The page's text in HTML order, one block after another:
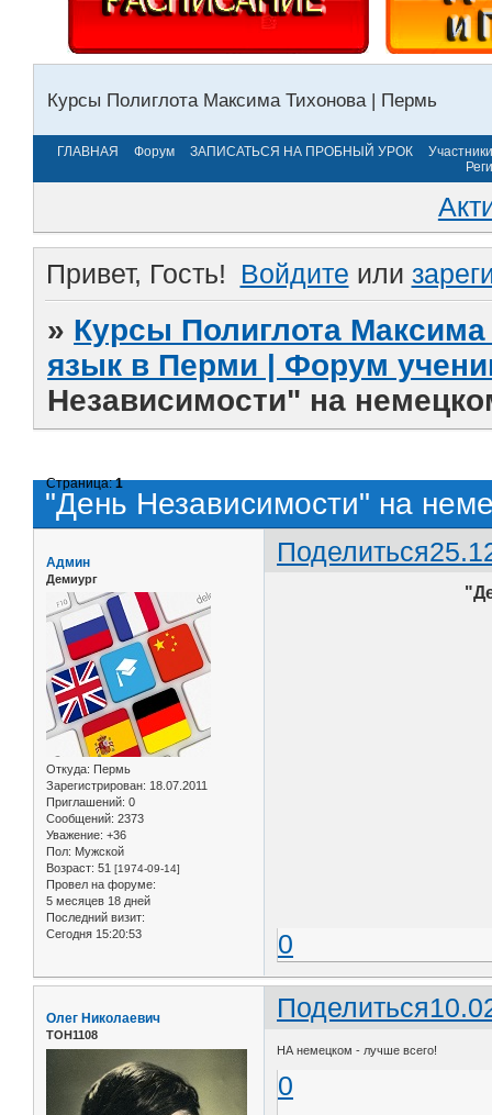
Курсы Полиглота Максима Тихонова | Пермь
ГЛАВНАЯ Форум ЗАПИСАТЬСЯ НА ПРОБНЫЙ УРОК
Участники
Привет, Гость! Войдите или
» Курсы Полиглота
язык в Перми | Форум
Независимости" на
"День Независимости" на
Страница:1
Поделиться
Админ
Демиург
Откуда: Пермь
Зарегистрирован: 18.07.2011
Приглашений: 0
Сообщений: 2373
Уважение: +36
Пол: Мужской
Возраст: 51 [1974-09-14]
Провел на форуме:
5 месяцев 18 дней
Последний визит:
Сегодня 15:20:53
0
Поделиться
Олег Николаевич
ТОН1108
НА немецком - лучше всего!
0